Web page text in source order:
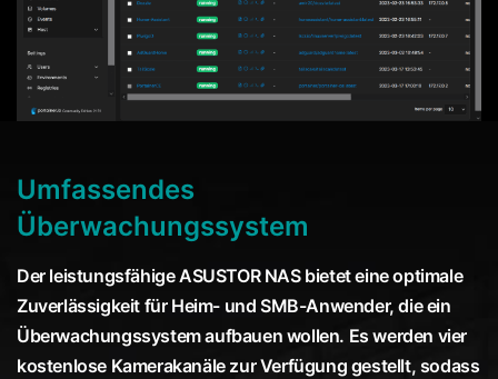
Umfassendes
Überwachungssystem
Der leistungsfähige ASUSTOR NAS bietet eine optimale
Zuverlässigkeit für Heim- und SMB-Anwender, die ein
Überwachungssystem aufbauen wollen. Es werden vier
kostenlose Kamerakanäle zur Verfügung gestellt, sodass